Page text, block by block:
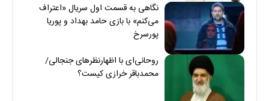
نگاهی به قسمت اول سریال «اعتراف
می‌کنم» با بازی حامد بهداد و پوریا
پورسرخ
روحانی‌ای با اظهارنظرهای جنجالی/
محمدباقر خرازی کیست؟